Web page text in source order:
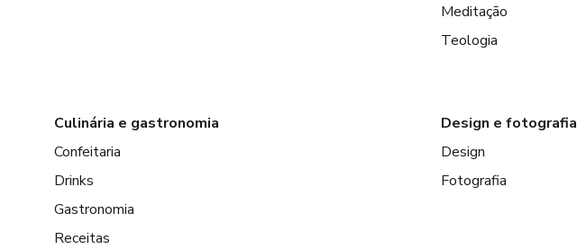
Meditação
Teologia
Culinária e gastronomia
Confeitaria
Drinks
Gastronomia
Receitas
Design e fotografia
Design
Fotografia